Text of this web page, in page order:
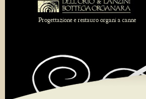
Progettazione e restauro organi a canne